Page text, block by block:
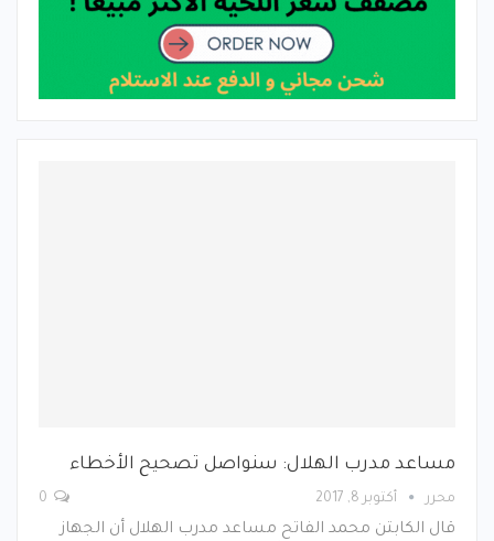
مساعد مدرب الهلال: سنواصل تصحيح الأخطاء
محرر أكتوبر 8, 2017
قال الكابتن محمد الفاتح مساعد مدرب الهلال أن الجهاز